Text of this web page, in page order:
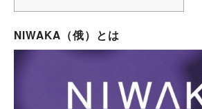
NIWAKA（俄）とは